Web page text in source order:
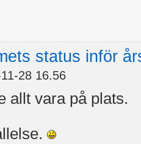
status inför
28 16.56
allt vara på plats.